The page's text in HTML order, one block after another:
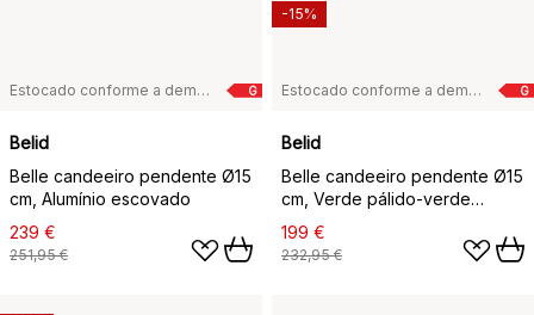
G
Estocado conforme a demanda
Belid
Belle candeeiro pendente Ø15
cm, Alumínio escovado
239 €
251,95 €
G
Estocado conforme a demanda
Belid
Belle candeeiro pendente Ø15
cm, Verde pálido-verde
reseda
199 €
232,95 €
-15%